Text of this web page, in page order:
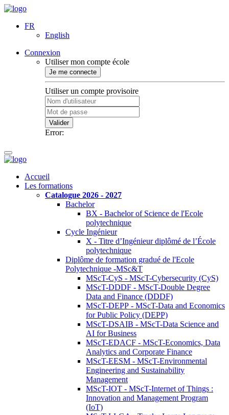
FR
English
Connexion
Utiliser mon compte école
Je me connecte
Utiliser un compte provisoire
Valider
Error:
Accueil
Les formations
Catalogue 2026 - 2027
Bachelor
BX - Bachelor of Science de l'Ecole
polytechnique
Cycle Ingénieur
X - Titre d’Ingénieur diplômé de l’École
polytechnique
Diplôme de formation gradué de l'Ecole
Polytechnique -MSc&T
MScT-CyS - MScT-Cybersecurity (CyS)
MScT-DDDF - MScT-Double Degree
Data and Finance (DDDF)
MScT-DEPP - MScT-Data and Economics
for Public Policy (DEPP)
MScT-DSAIB - MScT-Data Science and
AI for Business
MScT-EDACF - MScT-Economics, Data
Analytics and Corporate Finance
MScT-EESM - MScT-Environmental
Engineering and Sustainability
Management
MScT-IOT - MScT-Internet of Things :
Innovation and Management Program
(IoT)